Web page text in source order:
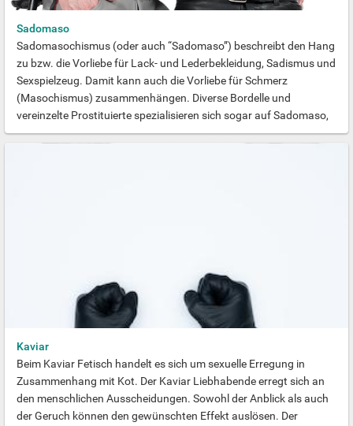
wild vergnügen, aber denk dran: nicht in allen Ländern der Welt ist
Sex am Strand nur eine Erregung öffentliches Ärgernisses. Oft ist
öffentlichser Sex oder ein Blowjob schon eine Straftat, bei der du
nicht so glimpflich davon kommst. Wenn dich diese Neigung
interessiert, sieh dir die Seite an und entdecke, welceh Gays noch
auf deine Vorliebe abfahren.
Sadomaso
Sadomasochismus (oder auch “Sadomaso”) beschreibt den Hang
zu bzw. die Vorliebe für Lack- und Lederbekleidung, Sadismus und
Sexspielzeug. Damit kann auch die Vorliebe für Schmerz
(Masochismus) zusammenhängen. Diverse Bordelle und
vereinzelte Prostituierte spezialisieren sich sogar auf Sadomaso,
eine Art von Sex. Auch der Geruch und das Gefühl von Lack und
Kaviar
Beim Kaviar Fetisch handelt es sich um sexuelle Erregung in
Zusammenhang mit Kot. Der Kaviar Liebhabende erregt sich an
den menschlichen Ausscheidungen. Sowohl der Anblick als auch
der Geruch können den gewünschten Effekt auslösen. Der